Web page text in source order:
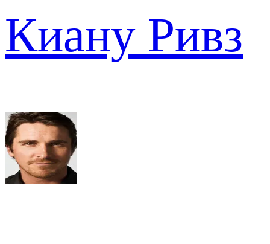
Киану Ривз